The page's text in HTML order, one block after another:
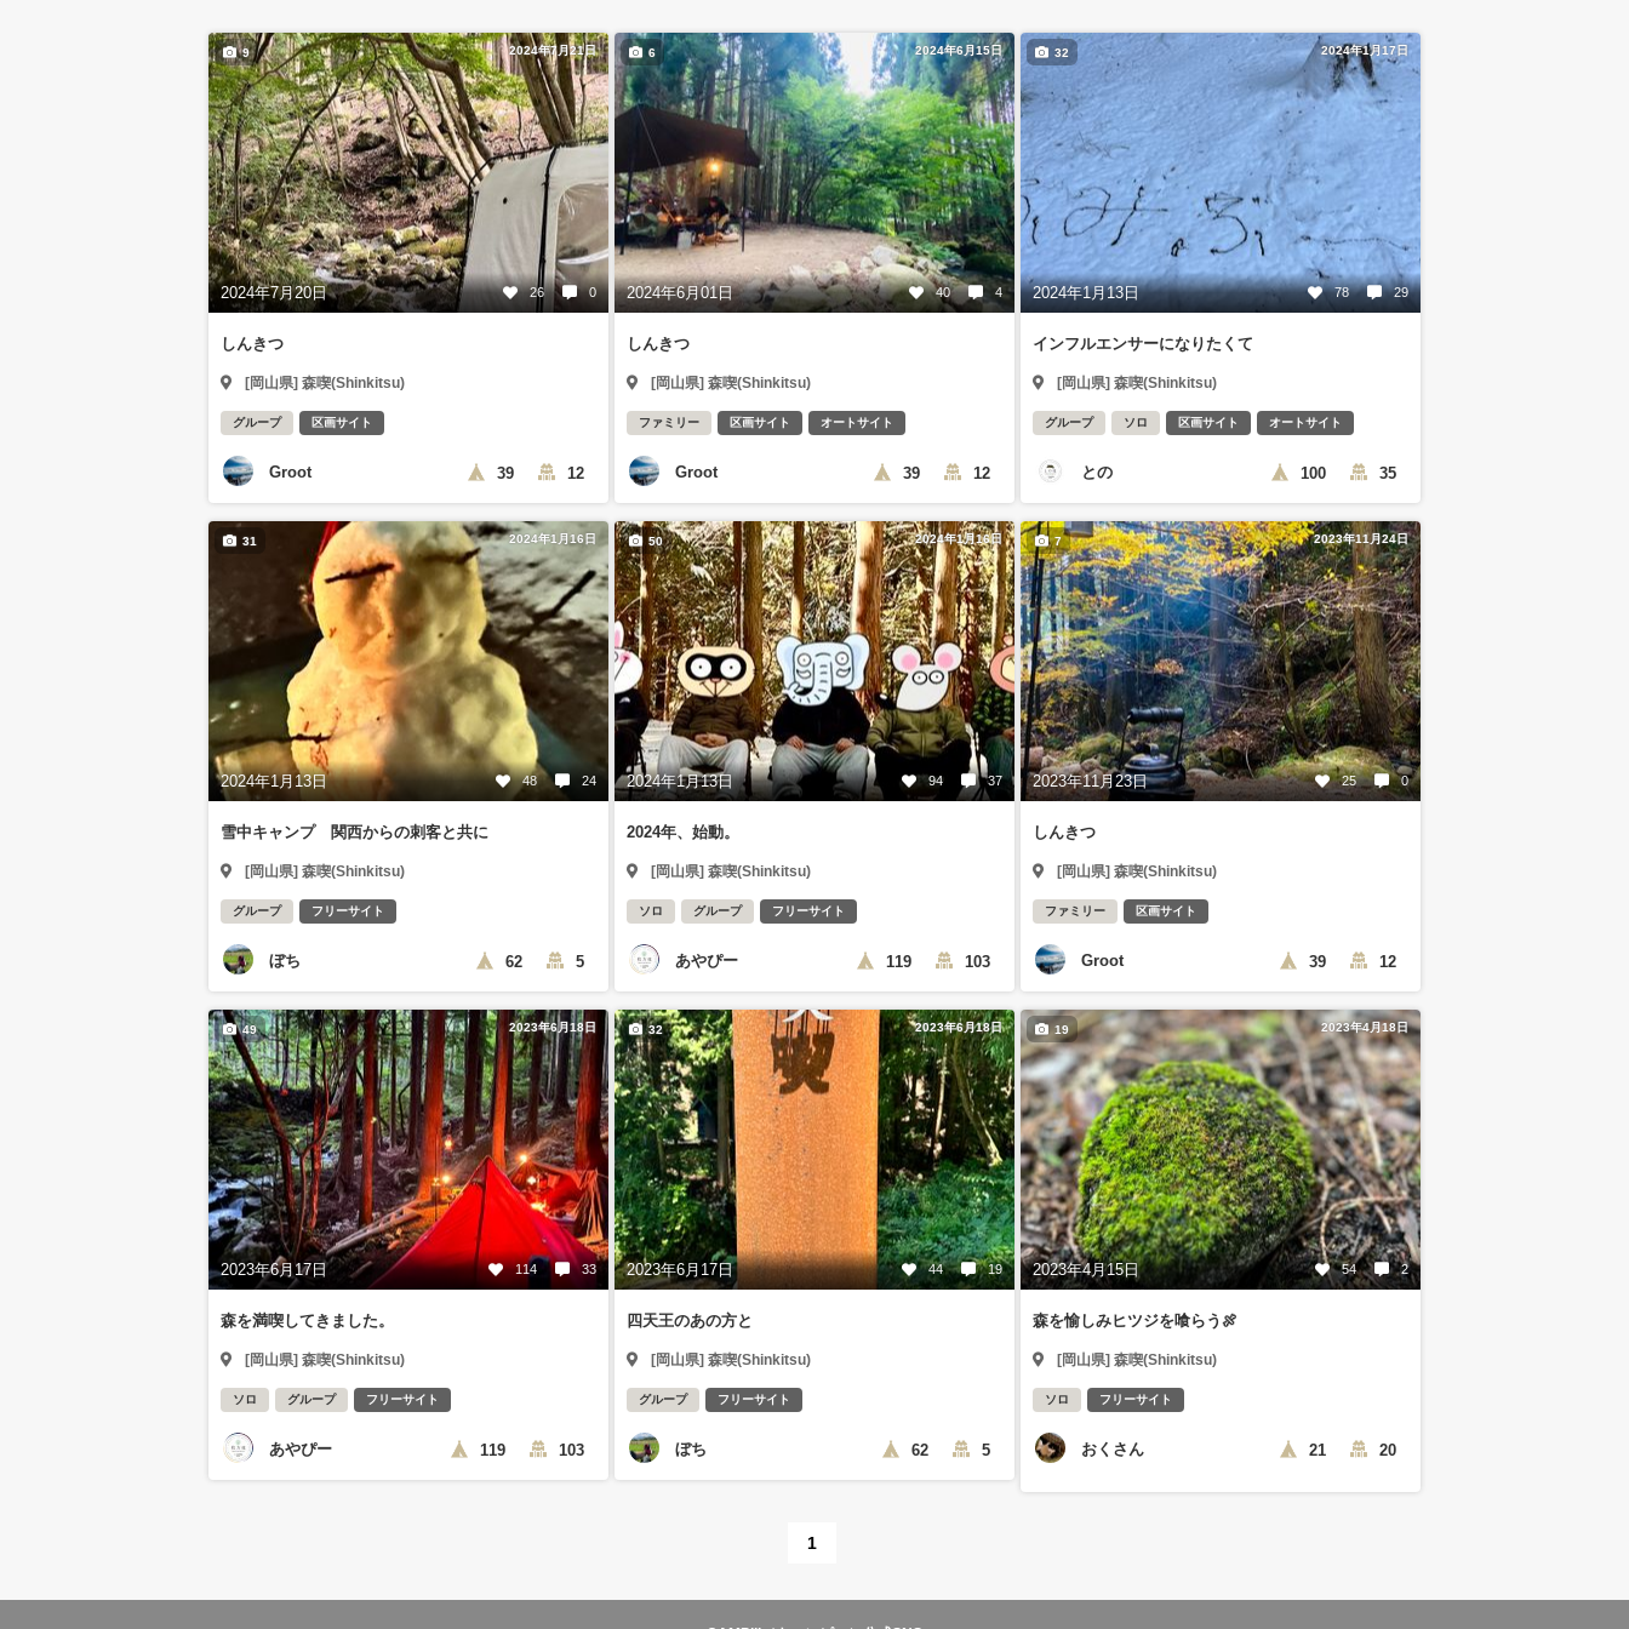
2024年7月21日
2024年7月20日 26 0
9
しんきつ
[岡山県] 森喫(Shinkitsu)
グループ 区画サイト
Groot 39 12
2024年6月15日
2024年6月01日 40 4
6
しんきつ
[岡山県] 森喫(Shinkitsu)
ファミリー 区画サイト オートサイト
Groot 39 12
2024年1月17日
2024年1月13日 78 29
32
インフルエンサーになりたくて
[岡山県] 森喫(Shinkitsu)
グループ ソロ 区画サイト オートサイト
との 100 35
2024年1月16日
2024年1月13日 48 24
31
雪中キャンプ 関西からの刺客と共に
[岡山県] 森喫(Shinkitsu)
グループ フリーサイト
ぼち 62 5
2024年1月16日
2024年1月13日 94 37
50
2024年、始動。
[岡山県] 森喫(Shinkitsu)
ソロ グループ フリーサイト
あやぴー 119 103
2023年11月24日
2023年11月23日 25 0
7
しんきつ
[岡山県] 森喫(Shinkitsu)
ファミリー 区画サイト
Groot 39 12
2023年6月18日
2023年6月17日 114 33
49
森を満喫してきました。
[岡山県] 森喫(Shinkitsu)
ソロ グループ フリーサイト
あやぴー 119 103
2023年6月18日
2023年6月17日 44 19
32
四天王のあの方と
[岡山県] 森喫(Shinkitsu)
グループ フリーサイト
ぼち 62 5
2023年4月18日
2023年4月15日 54 2
19
森を愉しみヒツジを喰らう🍖
[岡山県] 森喫(Shinkitsu)
ソロ フリーサイト
おくさん 21 20
1